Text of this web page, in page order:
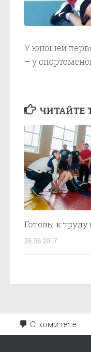
У юношей
– у
ЧИТАЙТЕ
Готовы к труду
26.06.2017
О комитете